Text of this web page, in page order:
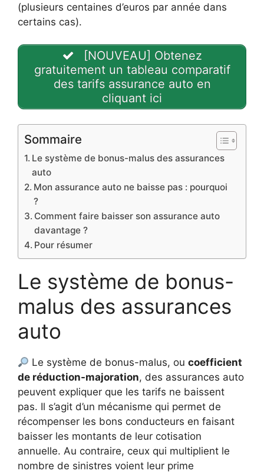
(plusieurs centaines d’euros par année dans
certains cas).
[NOUVEAU] Obtenez
gratuitement un tableau comparatif
des tarifs assurance auto en
cliquant ici
Sommaire
Le système de bonus-malus des assurances
auto
Mon assurance auto ne baisse pas : pourquoi
?
Comment faire baisser son assurance auto
davantage ?
Pour résumer
Le système de bonus-
malus des assurances
auto
Le système de bonus-malus, oucoefficient
de réduction-majoration, des assurances auto
peuvent expliquer que les tarifs ne baissent
pas. Il s’agit d’un mécanisme qui permet de
récompenser les bons conducteurs en faisant
baisser les montants de leur cotisation
annuelle. Au contraire, ceux qui multiplient le
nombre de sinistres voient leur prime